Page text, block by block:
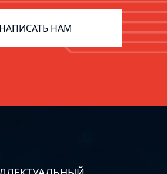
НАПИСАТЬ НАМ